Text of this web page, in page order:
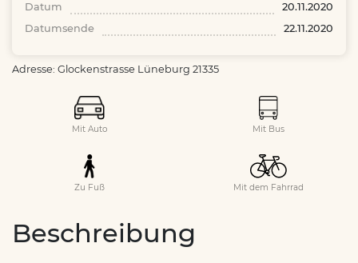
Beschreibung
Datum
20.11.2020
Datumsende
22.11.2020
Adresse: Glockenstrasse Lüneburg 21335
Mit Auto Mit Bus
Zu Fuß Mit dem Fahrrad